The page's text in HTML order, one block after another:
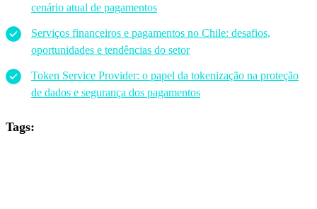
cenário atual de pagamentos
Serviços financeiros e pagamentos no Chile: desafios,
oportunidades e tendências do setor
Token Service Provider: o papel da tokenização na proteção
de dados e segurança dos pagamentos
Tags: